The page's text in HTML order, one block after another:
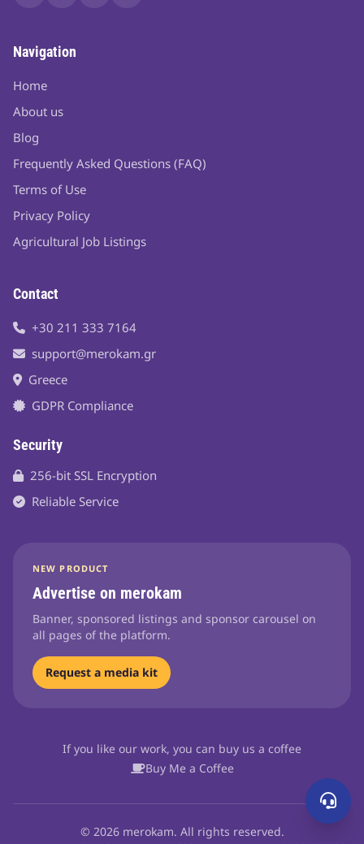
Navigation
Home
About us
Blog
Frequently Asked Questions (FAQ)
Terms of Use
Privacy Policy
Agricultural Job Listings
Contact
+30 211 333 7164
support@merokam.gr
Greece
GDPR Compliance
Security
256-bit SSL Encryption
Reliable Service
NEW PRODUCT
Advertise on merokam
Banner, sponsored listings and sponsor carousel on
all pages of the platform.
Request a media kit
If you like our work, you can buy us a coffee
Buy Me a Coffee
© 2026 merokam. All rights reserved.